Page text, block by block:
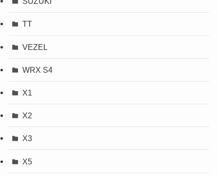
TT
VEZEL
WRX S4
X1
X2
X3
X5